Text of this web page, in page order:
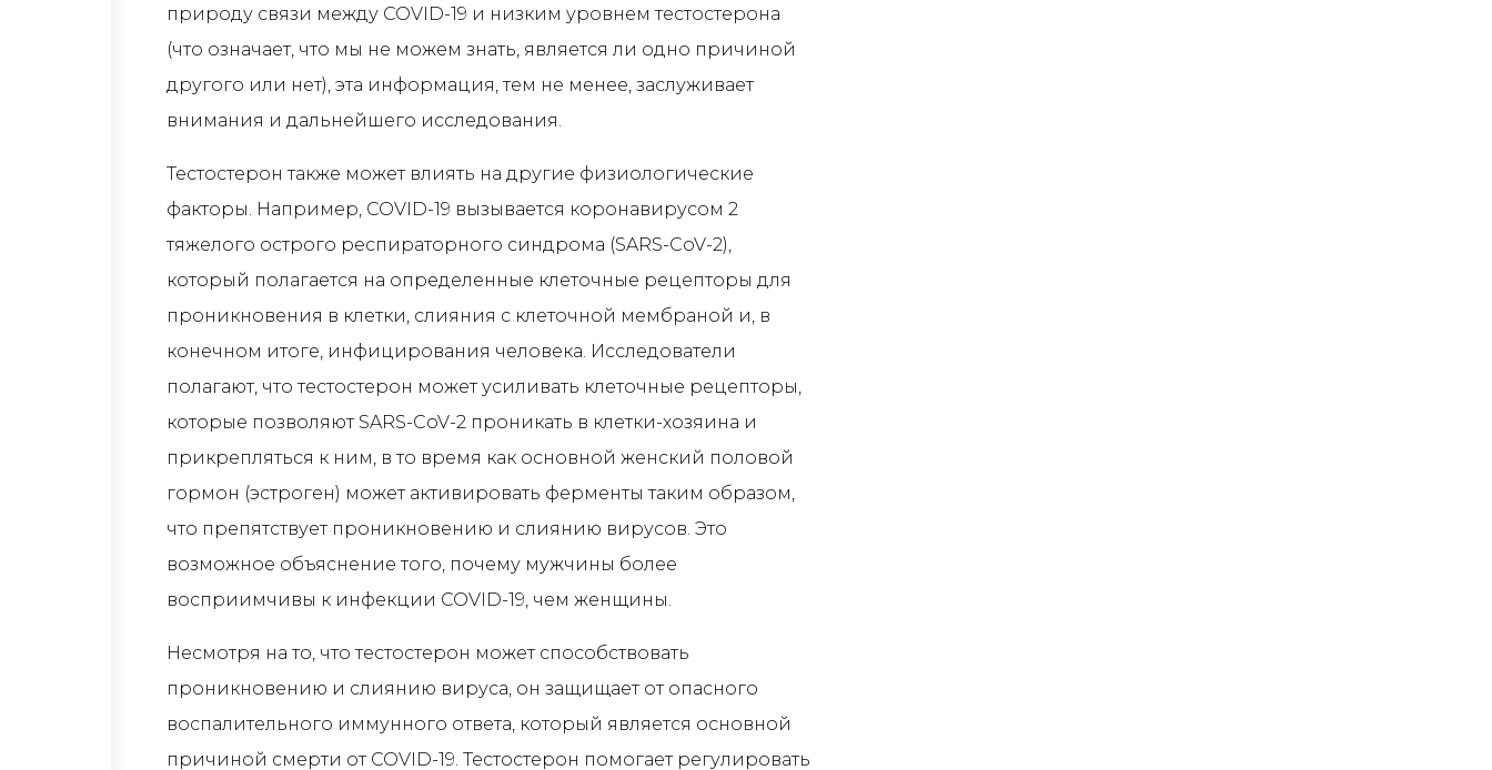
природу связи между COVID-19 и низким уровнем тестостерона
(что означает, что мы не можем знать, является ли одно причиной
другого или нет), эта информация, тем не менее, заслуживает
внимания и дальнейшего исследования.
Тестостерон также может влиять на другие физиологические
факторы. Например, COVID-19 вызывается коронавирусом 2
тяжелого острого респираторного синдрома (SARS-CoV-2),
который полагается на определенные клеточные рецепторы для
проникновения в клетки, слияния с клеточной мембраной и, в
конечном итоге, инфицирования человека. Исследователи
полагают, что тестостерон может усиливать клеточные рецепторы,
которые позволяют SARS-CoV-2 проникать в клетки-хозяина и
прикрепляться к ним, в то время как основной женский половой
гормон (эстроген) может активировать ферменты таким образом,
что препятствует проникновению и слиянию вирусов. Это
возможное объяснение того, почему мужчины более
восприимчивы к инфекции COVID-19, чем женщины.
Несмотря на то, что тестостерон может способствовать
проникновению и слиянию вируса, он защищает от опасного
воспалительного иммунного ответа, который является основной
причиной смерти от COVID-19. Тестостерон помогает регулировать